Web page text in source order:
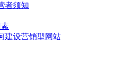
者须知
建设营销型网站